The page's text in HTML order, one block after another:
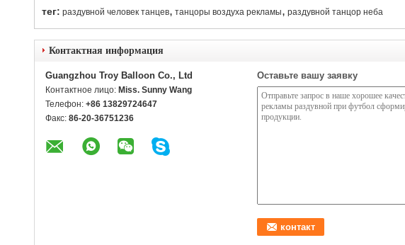
тег: раздувной человек танцев, танцоры воздуха рекламы, раздувной танцор неба
Контактная информация
Guangzhou Troy Balloon Co., Ltd
Контактное лицо: Miss. Sunny Wang
Телефон: +86 13829724647
Факс: 86-20-36751236
Оставьте вашу заявку